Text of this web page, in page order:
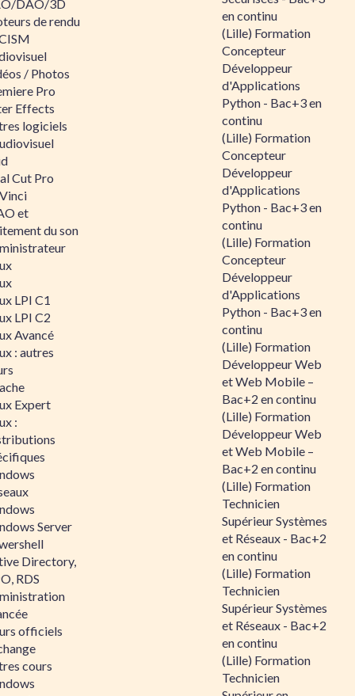
DAO/3D
de rendu
/ Photos
Pro
Effects
logiciels
Cut Pro
et
du son
LPI C1
LPI C2
Avancé
: autres
Expert
:
Server
Directory,
RDS
officiels
cours
en continu
(Lille) Formation
Concepteur
Développeur
d'Applications
Python - Bac+3 en
continu
(Lille) Formation
Concepteur
Développeur
d'Applications
Python - Bac+3 en
continu
(Lille) Formation
Concepteur
Développeur
d'Applications
Python - Bac+3 en
continu
(Lille) Formation
Développeur Web
et Web Mobile –
Bac+2 en continu
(Lille) Formation
Développeur Web
et Web Mobile –
Bac+2 en continu
(Lille) Formation
Technicien
Supérieur Systèmes
et Réseaux - Bac+2
en continu
(Lille) Formation
Technicien
Supérieur Systèmes
et Réseaux - Bac+2
en continu
(Lille) Formation
Technicien